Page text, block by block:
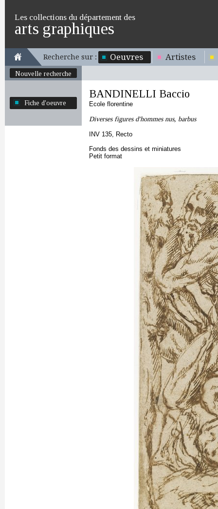
Les collections du département des
arts graphiques
Recherche sur : Oeuvres Artistes
Nouvelle recherche
Fiche d'oeuvre
BANDINELLI Baccio
Ecole florentine
Diverses figures d'hommes nus, barbus
INV 135, Recto
Fonds des dessins et miniatures
Petit format